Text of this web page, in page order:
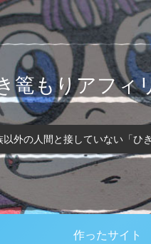
篭もりアフィ
外の人間と接していない「ひ
作ったサイト